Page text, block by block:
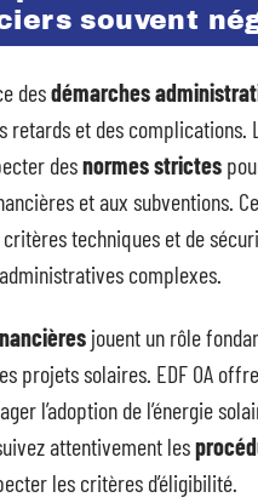
souvent
desdémarches
retards et des complications.
desnormes strictes
et aux subventions.
techniques et de
complexes.
jouent un rôle
projets solaires. EDF OA
l’adoption de l’énergie
attentivement les
les critères d’éligibilité.